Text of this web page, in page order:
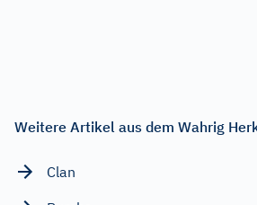
Weitere Artikel aus dem Wahrig
Clan